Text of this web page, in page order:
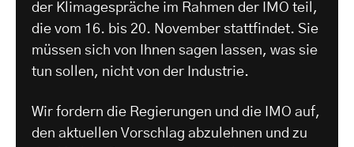
der Klimagespräche im Rahmen der IMO teil,
die vom 16. bis 20. November stattfindet. Sie
müssen sich von Ihnen sagen lassen, was sie
tun sollen, nicht von der Industrie.
Wir fordern die Regierungen und die IMO auf,
den aktuellen Vorschlag abzulehnen und zu